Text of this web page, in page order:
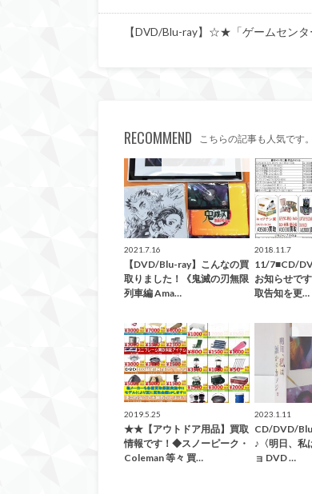
【DVD/Blu-ray】☆★「ゲームセンタ
RECOMMEND こちらの記事も人気です。
2021.7.16
【DVD/Blu-ray】こんなの買
取りました！《鬼滅の刃無限
列車編 Ama…
2018.11.7
11/7■CD/
お知らせで
取告知を更…
2019.5.25
★★【アウトドア用品】買取
情報です！◆スノーピーク・
Coleman 等々 買…
2023.1.11
CD/DVD/
♪〈明日、私
ョ DVD …